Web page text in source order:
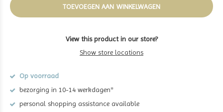
TOEVOEGEN AAN WINKELWAGEN
View this product in our store?
Show store locations
Op voorraad
bezorging in 10-14 werkdagen*
personal shopping assistance available